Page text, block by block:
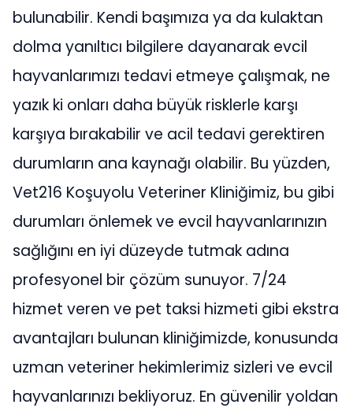
bulunabilir. Kendi başımıza ya da kulaktan
dolma yanıltıcı bilgilere dayanarak evcil
hayvanlarımızı tedavi etmeye çalışmak, ne
yazık ki onları daha büyük risklerle karşı
karşıya bırakabilir ve acil tedavi gerektiren
durumların ana kaynağı olabilir. Bu yüzden,
Vet216 Koşuyolu Veteriner Kliniğimiz, bu gibi
durumları önlemek ve evcil hayvanlarınızın
sağlığını en iyi düzeyde tutmak adına
profesyonel bir çözüm sunuyor. 7/24
hizmet veren ve pet taksi hizmeti gibi ekstra
avantajları bulunan kliniğimizde, konusunda
uzman veteriner hekimlerimiz sizleri ve evcil
hayvanlarınızı bekliyoruz. En güvenilir yoldan